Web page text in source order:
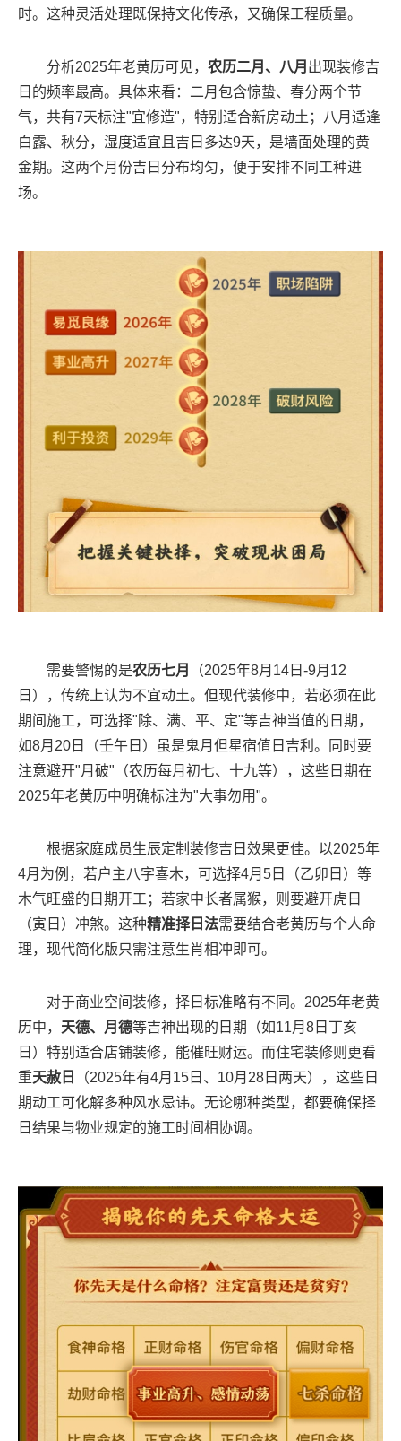
时。这种灵活处理既保持文化传承，又确保工程质量。
分析2025年老黄历可见， 农历二月、八月 出现装修吉
日的频率最高。具体来看：二月包含惊蛰、春分两个节
气，共有7天标注"宜修造"，特别适合新房动土；八月适逢
白露、秋分，湿度适宜且吉日多达9天，是墙面处理的黄
金期。这两个月份吉日分布均匀，便于安排不同工种进
场。
需要警惕的是农历七月
（2025年8月14日-9月12
日），传统上认为不宜动土。但现代装修中，若必须在此
期间施工，可选择"除、满、平、定"等吉神当值的日期，
如8月20日（壬午日）虽是鬼月但星宿值日吉利。同时要
注意避开"月破"（农历每月初七、十九等），这些日期在
2025年老黄历中明确标注为"大事勿用"。
根据家庭成员生辰定制装修吉日效果更佳。以2025年
4月为例，若户主八字喜木，可选择4月5日（乙卯日）等
木气旺盛的日期开工；若家中长者属猴，则要避开虎日
（寅日）冲煞。这种精准择日法需要结合老黄历与个人命
理，现代简化版只需注意生肖相冲即可。
对于商业空间装修，择日标准略有不同。2025年老黄
历中， 天德、月德等吉神出现的日期（如11月8日丁亥
日）特别适合店铺装修，能催旺财运。而住宅装修则更看
重天赦日
（2025年有4月15日、10月28日两天），这些日
期动工可化解多种风水忌讳。无论哪种类型，都要确保择
日结果与物业规定的施工时间相协调。